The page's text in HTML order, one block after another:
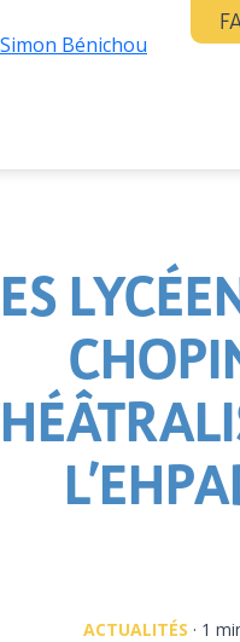
ACTUALITÉS · 1